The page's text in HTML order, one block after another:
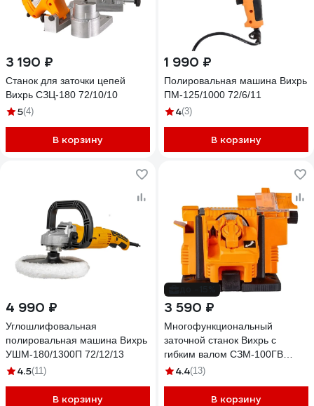
3 190 ₽
Станок для заточки цепей
Вихрь СЗЦ-180 72/10/10
5(4)
В корзину
1 990 ₽
Полировальная машина Вихрь
ПМ-125/1000 72/6/11
4(3)
В корзину
4 990 ₽
Углошлифовальная
полировальная машина Вихрь
УШМ-180/1300П 72/12/13
4.5(11)
В корзину
3 590 ₽
Многофункциональный
заточной станок Вихрь с
гибким валом СЗМ-100ГВ
72/10/9
4.4(13)
В корзину